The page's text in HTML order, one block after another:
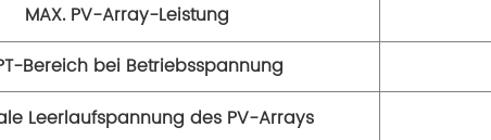
MAX. PV-Array-Leistung
Bereich bei Betriebsspannung
Leerlaufspannung des PV-Arrays